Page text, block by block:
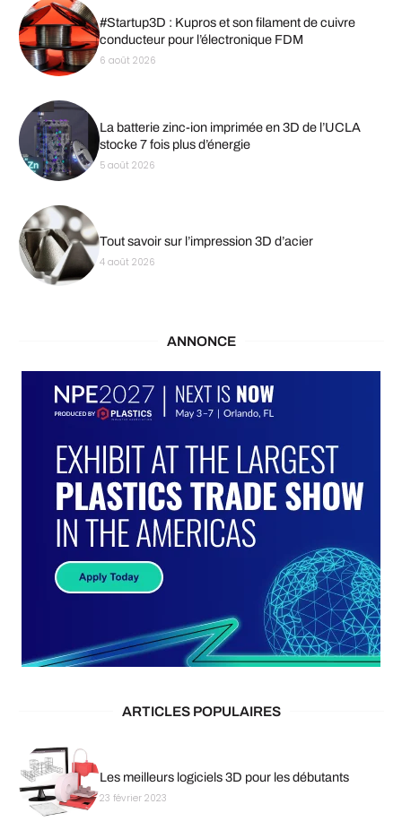
#Startup3D : Kupros et son filament de cuivre
conducteur pour l’électronique FDM
6 août 2026
La batterie zinc-ion imprimée en 3D de l’UCLA
stocke 7 fois plus d’énergie
5 août 2026
Tout savoir sur l’impression 3D d’acier
4 août 2026
ANNONCE
ARTICLES POPULAIRES
Les meilleurs logiciels 3D pour les débutants
23 février 2023